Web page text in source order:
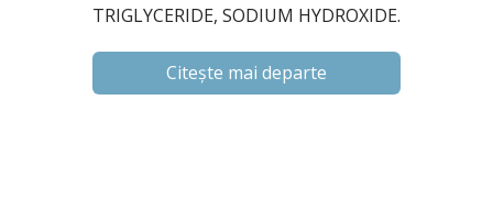
TRIGLYCERIDE, SODIUM HYDROXIDE.
Citește mai departe